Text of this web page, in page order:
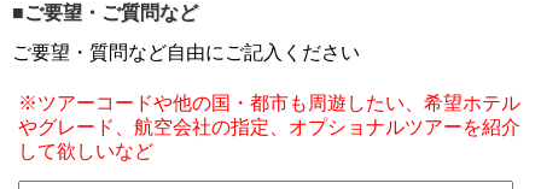
■ご要望・ご質問など
ご要望・質問など自由にご記入ください
※ツアーコードや他の国・都市も周遊したい、希望ホテル
やグレード、航空会社の指定、オプショナルツアーを紹介
して欲しいなど